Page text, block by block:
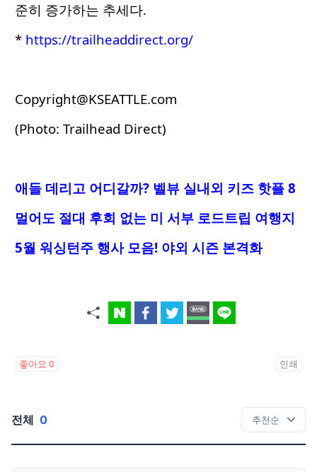
준히 증가하는 추세다.
* https://trailheaddirect.org/
Copyright@KSEATTLE.com
(Photo: Trailhead Direct)
애들 데리고 어디갈까? 벨뷰 실내외 키즈 핫플 8
멀어도 절대 후회 없는 미 서부 로드트립 여행지
5월 워싱턴주 행사 모음! 야외 시즌 본격화
좋아요 0 인쇄
전체 0